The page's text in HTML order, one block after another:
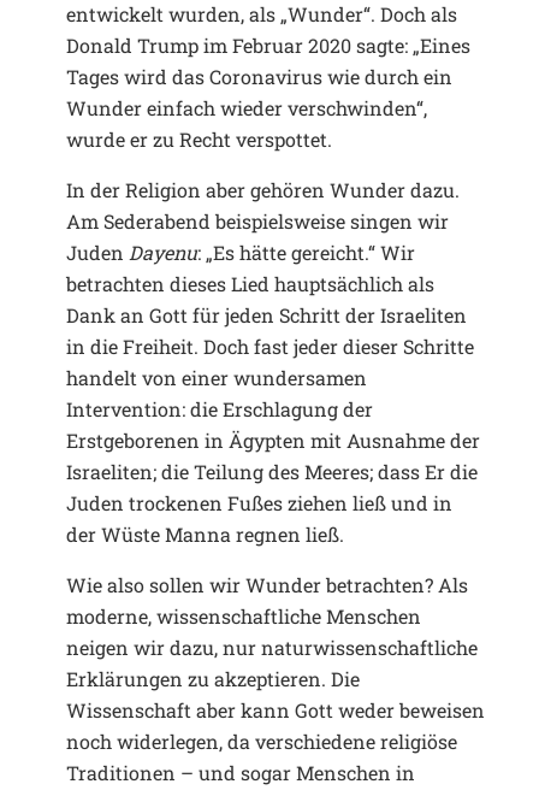
entwickelt wurden, als „Wunder“. Doch als
Donald Trump im Februar 2020 sagte: „Eines
Tages wird das Coronavirus wie durch ein
Wunder einfach wieder verschwinden“,
wurde er zu Recht verspottet.
In der Religion aber gehören Wunder dazu.
Am Sederabend beispielsweise singen wir
Juden Dayenu: „Es hätte gereicht.“ Wir
betrachten dieses Lied hauptsächlich als
Dank an Gott für jeden Schritt der Israeliten
in die Freiheit. Doch fast jeder dieser Schritte
handelt von einer wundersamen
Intervention: die Erschlagung der
Erstgeborenen in Ägypten mit Ausnahme der
Israeliten; die Teilung des Meeres; dass Er die
Juden trockenen Fußes ziehen ließ und in
der Wüste Manna regnen ließ.
Wie also sollen wir Wunder betrachten? Als
moderne, wissenschaftliche Menschen
neigen wir dazu, nur naturwissenschaftliche
Erklärungen zu akzeptieren. Die
Wissenschaft aber kann Gott weder beweisen
noch widerlegen, da verschiedene religiöse
Traditionen – und sogar Menschen in